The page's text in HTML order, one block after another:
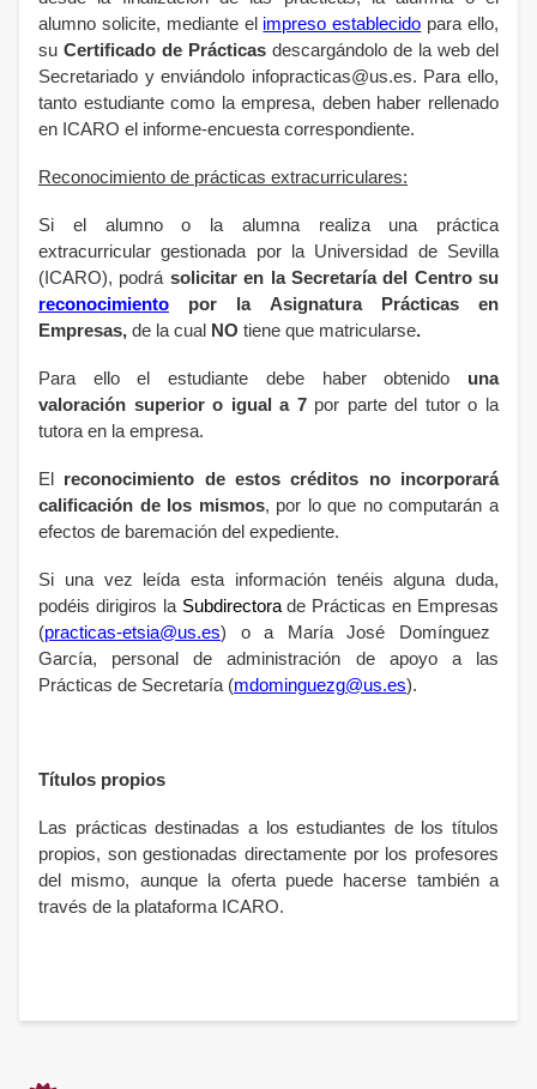
alumno solicite, mediante el impreso establecido para ello,
su Certificado de Prácticas descargándolo de la web del
Secretariado y enviándolo infopracticas@us.es. Para ello,
tanto estudiante como la empresa, deben haber rellenado
en ICARO el informe-encuesta correspondiente.
Reconocimiento de prácticas extracurriculares:
Si el alumno o la alumna realiza una práctica
extracurricular gestionada por la Universidad de Sevilla
(ICARO), podrá solicitar en la Secretaría del Centro su
reconocimiento por la Asignatura Prácticas en
Empresas, de la cual NO tiene que matricularse.
Para ello el estudiante debe haber obtenido una
valoración superior o igual a 7por parte del tutor o la
tutora en la empresa.
El
reconocimiento de estos créditos no incorporará
calificación de los mismos, por lo que no computarán a
efectos de baremación del expediente.
Si una vez leída esta información tenéis alguna duda,
podéis dirigiros la Subdirectorade Prácticas en Empresas
(practicas-etsia@us.es) o a María José Domínguez
García, personal de administración de apoyo a las
Prácticas de Secretaría (mdominguezg@us.es).
Títulos propios
Las prácticas destinadas a los estudiantes de los títulos
propios, son gestionadas directamente por los profesores
del mismo, aunque la oferta puede hacerse también a
través de la plataforma ICARO.